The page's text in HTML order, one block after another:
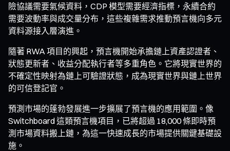
險協議需要氣候資料，CDP 模型需要經濟指標，永續合約
需要波動率與成交量分布，這些複雜需求推動預言機向多元
資料源接入層演進。
隨著 RWA 項目的興起，預言機開始承擔鏈上資產認證者、
狀態更新者、收益分配執行者等多重角色。它將現實世界的
不確定性映射為鏈上可驗證狀態，成為現實世界與鏈上世界
的可信登記官。
預測市場的蓬勃發展進一步擴展了預言機的應用範圍。像
Switchboard 這類預言機項目，已將超過 18,000 條即時預
測市場資料搬上鏈，為這一快速成長的市場提供關鍵基礎設
施。